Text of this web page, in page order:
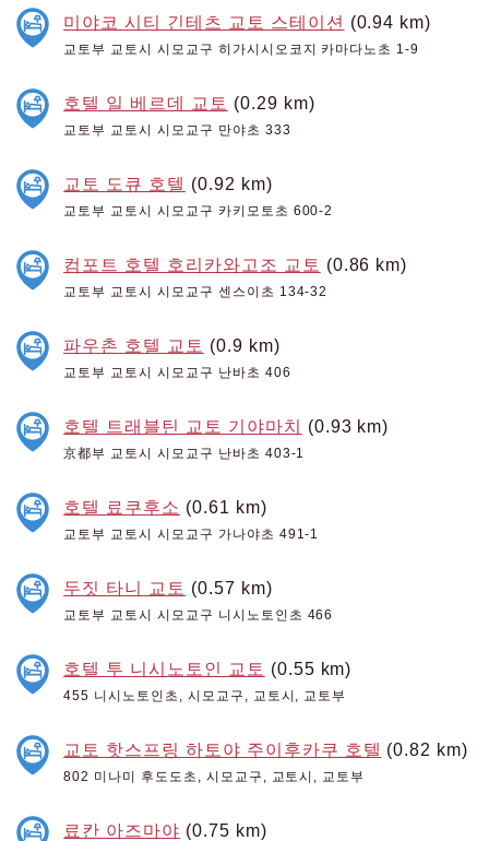
미야코 시티 긴테츠 교토 스테이션 (0.94 km)
교토부 교토시 시모교구 히가시시오코지 카마다노초 1-9
호텔 일 베르데 교토 (0.29 km)
교토부 교토시 시모교구 만야초 333
교토 도큐 호텔 (0.92 km)
교토부 교토시 시모교구 카키모토초 600-2
컴포트 호텔 호리카와고조 교토 (0.86 km)
교토부 교토시 시모교구 센스이초 134-32
파우촌 호텔 교토 (0.9 km)
교토부 교토시 시모교구 난바초 406
호텔 트래블틴 교토 기야마치 (0.93 km)
京都부 교토시 시모교구 난바초 403-1
호텔 료쿠후소 (0.61 km)
교토부 교토시 시모교구 가나야초 491-1
두짓 타니 교토 (0.57 km)
교토부 교토시 시모교구 니시노토인초 466
호텔 투 니시노토인 교토 (0.55 km)
455 니시노토인초, 시모교구, 교토시, 교토부
교토 핫스프링 하토야 주이후카쿠 호텔 (0.82 km)
802 미나미 후도도초, 시모교구, 교토시, 교토부
료칸 아즈마야 (0.75 km)